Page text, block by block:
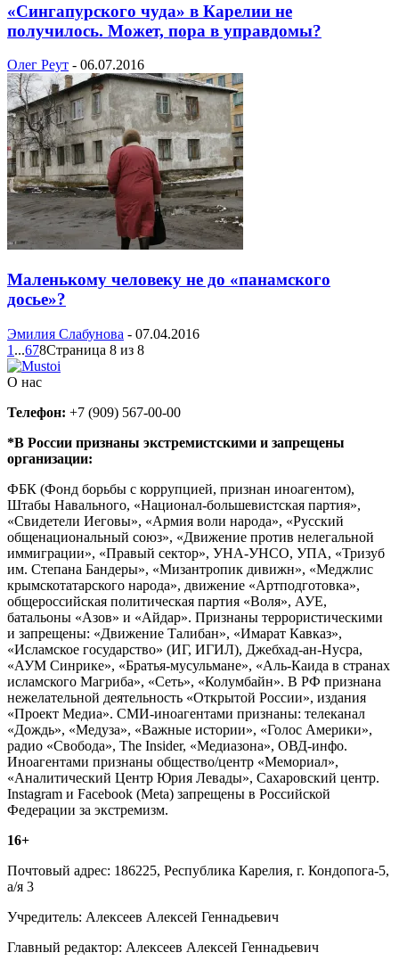
«Сингапурского чуда» в Карелии не
получилось. Может, пора в управдомы?
Олег Реут - 06.07.2016
Маленькому человеку не до «панамского
досье»?
Эмилия Слабунова - 07.04.2016
1 ...678Страница 8 из 8
О нас
Телефон: +7 (909) 567-00-00
*В России признаны экстремистскими и запрещены
организации:
ФБК (Фонд борьбы с коррупцией, признан иноагентом),
Штабы Навального, «Национал-большевистская партия»,
«Свидетели Иеговы», «Армия воли народа», «Русский
общенациональный союз», «Движение против нелегальной
иммиграции», «Правый сектор», УНА-УНСО, УПА, «Тризуб
им. Степана Бандеры», «Мизантропик дивижн», «Меджлис
крымскотатарского народа», движение «Артподготовка»,
общероссийская политическая партия «Воля», АУЕ,
батальоны «Азов» и «Айдар». Признаны террористическими
и запрещены: «Движение Талибан», «Имарат Кавказ»,
«Исламское государство» (ИГ, ИГИЛ), Джебхад-ан-Нусра,
«АУМ Синрике», «Братья-мусульмане», «Аль-Каида в странах
исламского Магриба», «Сеть», «Колумбайн». В РФ признана
нежелательной деятельность «Открытой России», издания
«Проект Медиа». СМИ-иноагентами признаны: телеканал
«Дождь», «Медуза», «Важные истории», «Голос Америки»,
радио «Свобода», The Insider, «Медиазона», ОВД-инфо.
Иноагентами признаны общество/центр «Мемориал»,
«Аналитический Центр Юрия Левады», Сахаровский центр.
Instagram и Facebook (Metа) запрещены в Российской
Федерации за экстремизм.
16+
Почтовый адрес: 186225, Республика Карелия, г. Кондопога-5,
а/я 3
Учредитель: Алексеев Алексей Геннадьевич
Главный редактор: Алексеев Алексей Геннадьевич